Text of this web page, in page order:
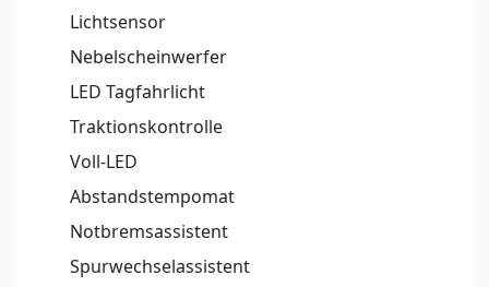
Lichtsensor
Nebelscheinwerfer
LED Tagfahrlicht
Traktionskontrolle
Voll-LED
Abstandstempomat
Notbremsassistent
Spurwechselassistent